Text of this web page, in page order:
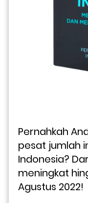
Pernahkah
pesat jumlah
Indonesia?
meningkat
Agustus 2022!